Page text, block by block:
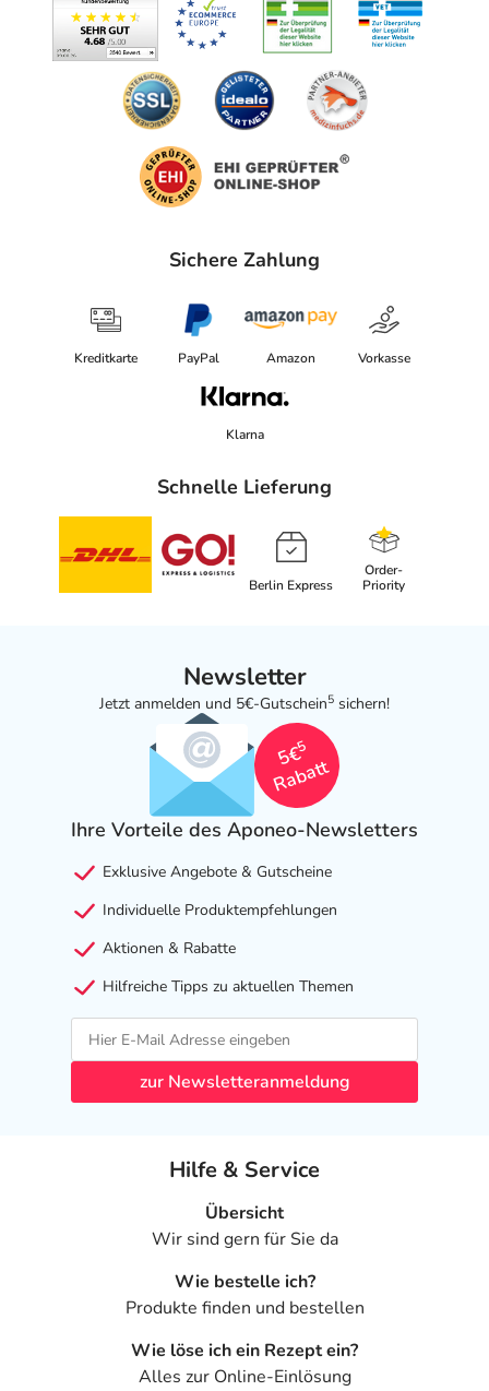
Sichere Zahlung
Kreditkarte PayPal Amazon Vorkasse
Klarna
Schnelle Lieferung
Berlin Express
Order-
Priority
Newsletter
Jetzt anmelden und 5€-Gutschein5 sichern!
5€
5
Rabatt
Ihre Vorteile des Aponeo-Newsletters
Exklusive Angebote & Gutscheine
Individuelle Produktempfehlungen
Aktionen & Rabatte
Hilfreiche Tipps zu aktuellen Themen
zur Newsletteranmeldung
Hilfe & Service
Übersicht
Wir sind gern für Sie da
Wie bestelle ich?
Produkte finden und bestellen
Wie löse ich ein Rezept ein?
Alles zur Online-Einlösung